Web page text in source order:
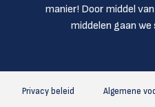
manier! Door middel
middelen gaan we
Privacy beleid Algemene